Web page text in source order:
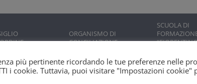
ORGANISMO DI
CONCILIAZIONE
SCUOLA DI
più pertinente ricordando le tue preferenze nelle
i cookie. Tuttavia, puoi visitare "Impostazioni cookie"